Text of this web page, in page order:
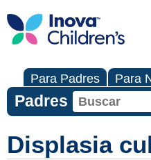
Para Padres Para
Padres
Displasia